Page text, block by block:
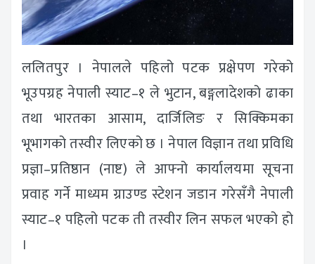
ललितपुर । नेपालले पहिलो पटक प्रक्षेपण गरेको
भूउपग्रह नेपाली स्याट–१ ले भुटान, बङ्गलादेशको ढाका
तथा भारतका आसाम, दार्जिलिङ र सिक्किमका
भूभागको तस्वीर लिएको छ । नेपाल विज्ञान तथा प्रविधि
प्रज्ञा–प्रतिष्ठान (नाष्ट) ले आफ्नो कार्यालयमा सूचना
प्रवाह गर्ने माध्यम ग्राउण्ड स्टेशन जडान गरेसँगै नेपाली
स्याट–१ पहिलो पटक ती तस्वीर लिन सफल भएको हो
।